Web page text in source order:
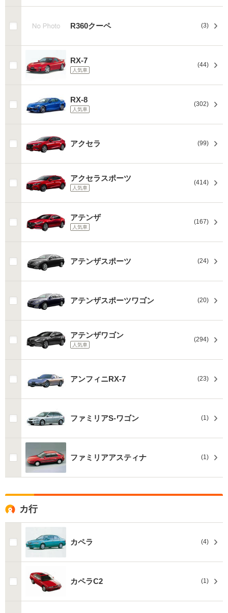
R360クーペ (3)
RX-7
人気車
(44)
RX-8
人気車
(302)
アクセラ (99)
アクセラスポーツ
人気車
(414)
アテンザ
人気車
(167)
アテンザスポーツ (24)
アテンザスポーツワゴン (20)
アテンザワゴン
人気車
(294)
アンフィニRX-7 (23)
ファミリアS-ワゴン (1)
ファミリアアスティナ (1)
カ行
カペラ (4)
カペラC2 (1)